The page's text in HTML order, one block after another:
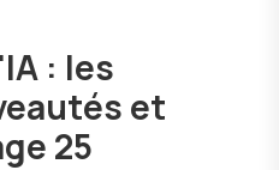
: les
et
25